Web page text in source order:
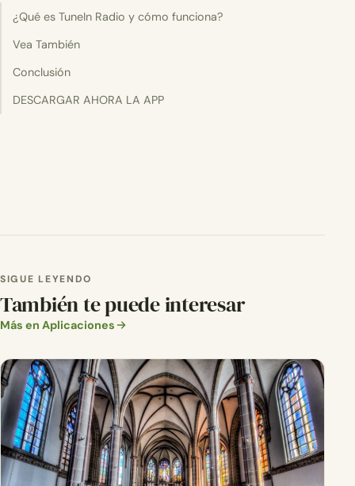
¿Qué es TuneIn Radio y cómo funciona?
Vea También
Conclusión
DESCARGAR AHORA LA APP
SIGUE LEYENDO
También te puede interesar
Más en Aplicaciones